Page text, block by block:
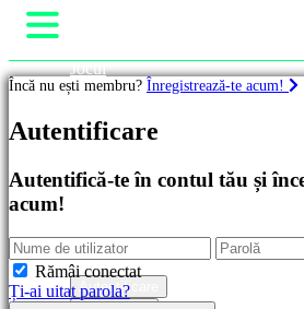
Recomandate
Lansări
noi
Categorii
Jocul
Gameplay
Noutăți
Ajutor
Autentificare
Încă nu ești membru? Înregistrează-te acum!
Autentificare
Autentifică-te în contul tău și
acum!
Rămâi conectat
Ți-ai uitat parola?